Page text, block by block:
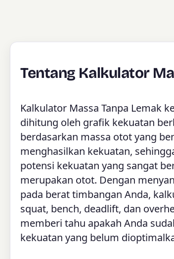
Tentang Kalkulator
Kalkulator Massa Tanpa Lemak
dihitung oleh grafik kekuatan
berdasarkan massa otot yang
menghasilkan kekuatan,
potensi kekuatan yang sangat
merupakan otot. Dengan
pada berat timbangan Anda,
squat, bench, deadlift, dan
memberi tahu apakah Anda
kekuatan yang belum